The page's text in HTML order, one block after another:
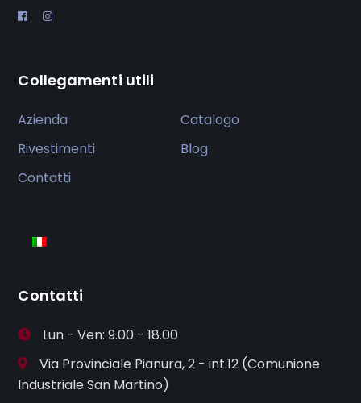
Collegamenti utili
Azienda
Catalogo
Rivestimenti
Blog
Contatti
Contatti
Lun - Ven: 9.00 - 18.00
Via Provinciale Pianura, 2 - int.12 (Comunione
Industriale San Martino)